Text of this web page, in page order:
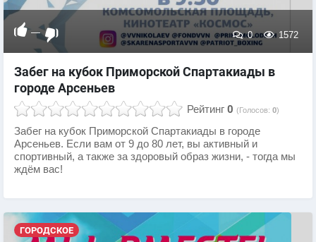
— 0 1572
Забег на кубок Приморской Спартакиады в
городе Арсеньев
Рейтинг 0 (Голосов: 0)
Забег на кубок Приморской Спартакиады в городе
Арсеньев. Если вам от 9 до 80 лет, вы активный и
спортивный, а также за здоровый образ жизни, - тогда мы
ждём вас!
ГОРОДСКОЕ